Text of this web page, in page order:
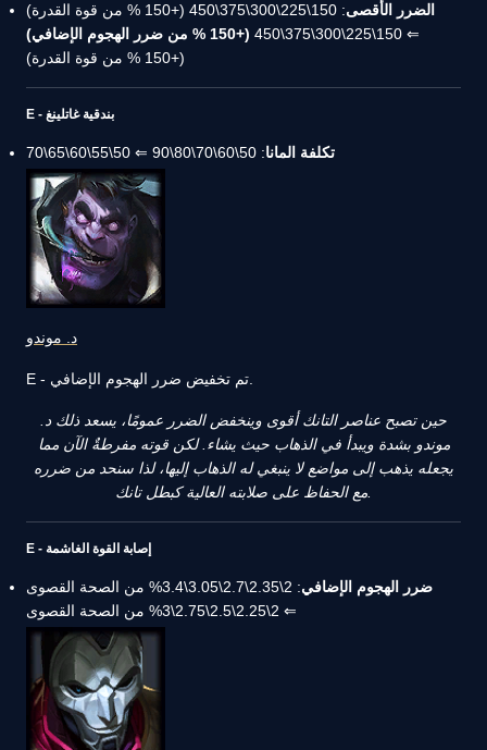
الضرر الأقصى
: 150\225\300\375\450 (+150 % من قوة القدرة)
⇐ 150\225\300\375\450
(+150 % من ضرر الهجوم الإضافي)
(+150 % من قوة القدرة)
E - بندقية غاتلينغ
تكلفة المانا: 50\60\70\80\90 ⇐ 50\55\60\65\70
د. موندو
حين تصبح عناصر التانك أقوى وينخفض الضرر عمومًا، يسعد ذلك د.
موندو بشدة ويبدأ في الذهاب حيث يشاء. لكن قوته مفرطةٌ الآن مما
يجعله يذهب إلى مواضع لا ينبغي له الذهاب إليها، لذا سنحد من ضرره
E - إصابة القوة الغاشمة
ضرر الهجوم الإضافي
: 2\2.35\2.7\3.05\3.4% من الصحة القصوى
⇐ 2\2.25\2.5\2.75\3% من الصحة القصوى